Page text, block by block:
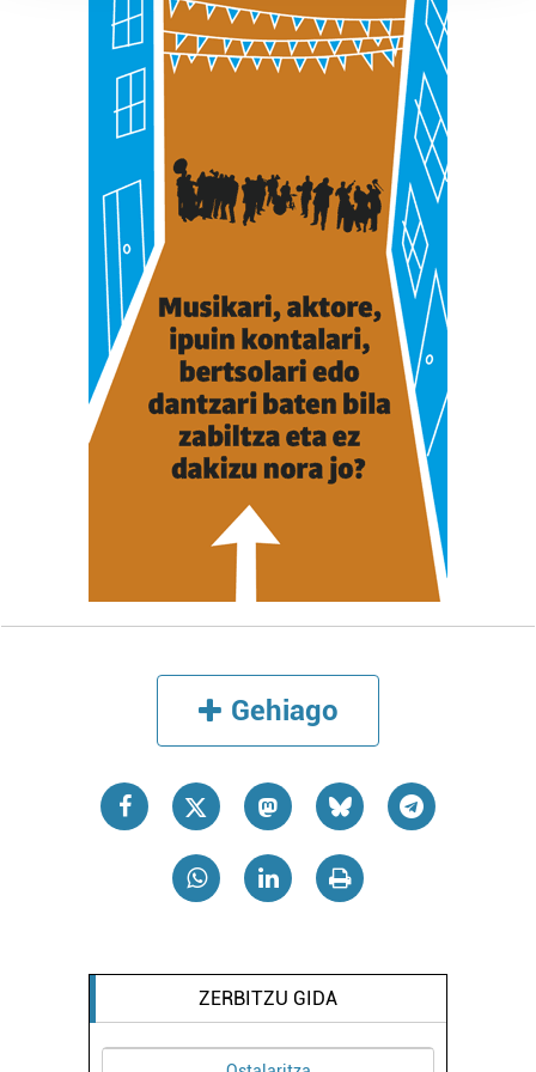
prozesatzen ditugu, zure IP zenbakia, besteak beste,
teknologia erabiliz, cookieak adibidez, iragarki eta eduki
pertsonalizatuak eskaintzeko, iragarkiak eta edukia
neurtzeko, jendeari buruzko informazioa biltzeko eta
produktuak garatzeko. Zure datuak nork eta zertarako
erabiltzen dituen hauta dezakezu.
Bazkide batzuek ez dizute baimenik eskatzen, eta beren
interes komertzial legitimoetan babesten dira. Ikusi gure
bazkideen zerrenda, beren ustez zein helburutarako
duten interes legitimoa eta horren aurka nola egin
dezakezun ikusteko.
Lortu zure datu pertsonalak prozesatzeko moduari
buruzko informazio gehiago eta ezarri zure lehentasunak
datuen atalean. Edozein unetan alda edo ken dezakezu
zure baimena Cookieen adierazpenean.
Webgune honek cookie propioak eta hirugarrenen cookie-
fitxategiak erabiltzen ditu. Zure esperientzia eta
zerbitzuak hobetzeko asmoz, cookie teknologiaz
baliatzen gara. Ohar hau onartuz gero, teknologia hori
Gehiago
ZERBITZU GIDA